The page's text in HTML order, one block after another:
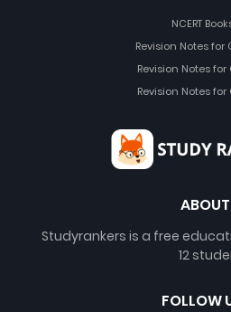
NCERT
Revision Notes for
Revision Notes for
Revision Notes for
Studyrankers is a free
12
FOLLOW